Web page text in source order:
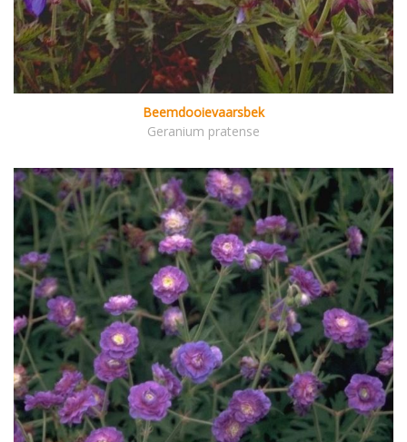
Beemdooievaarsbek
Geranium pratense